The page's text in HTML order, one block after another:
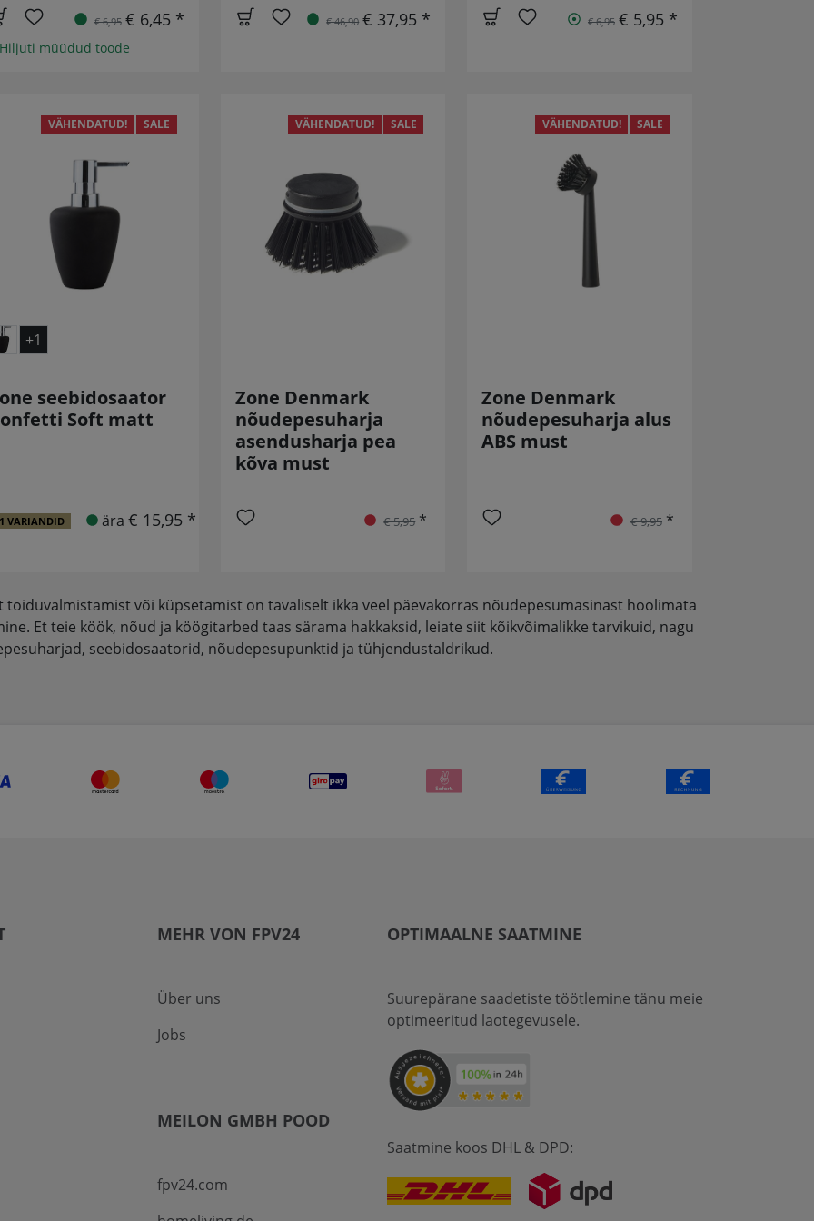
€ 6,95 € 6,45 *
müüdud toode
€ 46,90 € 37,95 * € 6,95 € 5,95 *
VÄHENDATUD! SALE
+1
seebidosaator
Soft matt
ära€ 15,95 *
VARIANDID
VÄHENDATUD! SALE
Zone Denmark
nõudepesuharja
asendusharja pea
kõva must
€ 5,95*
VÄHENDATUD! SALE
Zone Denmark
nõudepesuharja alus
ABS must
€ 9,95*
toiduvalmistamist või küpsetamist on tavaliselt ikka veel päevakorras nõudepesumasinast hoolimata
Et teie köök, nõud ja köögitarbed taas särama hakkaksid, leiate siit kõikvõimalikke tarvikuid, nagu
seebidosaatorid, nõudepesupunktid ja tühjendustaldrikud.
MEHR VON FPV24
Über uns
Jobs
MEILON GMBH POOD
fpv24.com
OPTIMAALNE SAATMINE
Suurepärane saadetiste töötlemine tänu meie
optimeeritud laotegevusele.
Saatmine koos DHL & DPD: